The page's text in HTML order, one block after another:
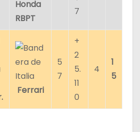
Honda
RBPT
7
Ferrari
5
7
+
2
5.
11
0
4
1
5